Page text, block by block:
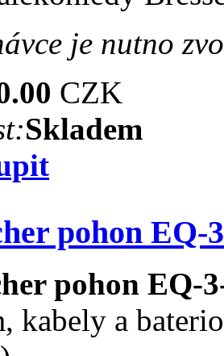
je nutno
CZK
Skladem
pohon EQ-
pohon EQ-
kabely a